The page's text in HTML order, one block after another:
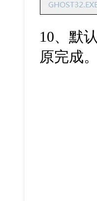
10、默
原完成。